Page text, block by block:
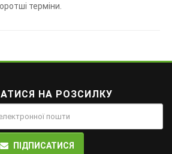
терміни.
НА РОЗСИЛКУ
ПІДПИСАТИСЯ